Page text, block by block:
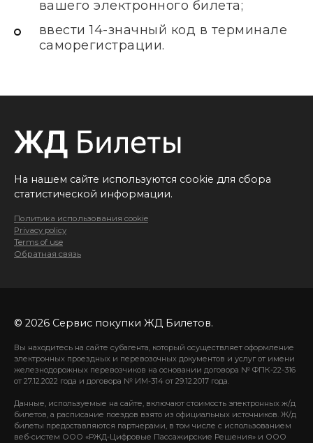
вашего электронного билета;
ввести 14-значный код в терминале
саморегистрации.
На нашем сайте используются cookie для сбора
статистической информации.
Политика использования cookie
Privacy policy
Terms of use
Обратная связь
© 2026 Сервис покупки ЖД Билетов.
Вы находитесь на сайте субагента, который осуществляет оформление
электронных проездных и перевозочных документов и услуг от имени
железнодорожных перевозчиков на основании договора № ФПК-22-316
от 27.12.2022 года и договора № ИМ-314 от 29.12.2017 года.
Данные, используемые на сайте, включают стоимость электронных ж/д
билетов, а расписание поездов взято из официальных источников. Ж/д
билеты предоставляются партнерами, в том числе с использованием
веб-систем ООО «РЖД-Цифровые Пассажирские Решения» и ООО